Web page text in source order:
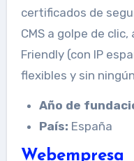
certificados de
CMS a golpe de
Friendly (con IP
flexibles y sin
Año de
País: España
Webempresa